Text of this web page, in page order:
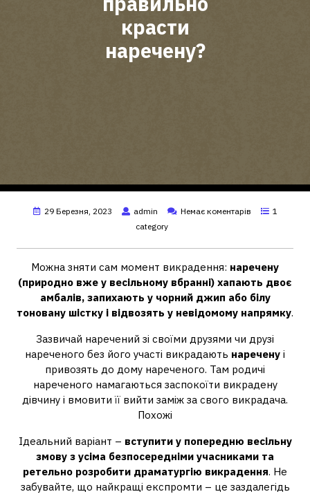
красти
наречену?
29 Березня, 2023 admin Немає коментарів
1
category
Можна зняти сам момент викрадення: наречену
(природно вже у весільному вбранні) хапають двоє
амбалів, запихають у чорний джип або білу
тоновану шістку і відвозять у невідомому напрямку.
Зазвичай наречений зі своїми друзями чи друзі
нареченого без його участі викрадають наречену і
привозять до дому нареченого. Там родичі
нареченого намагаються заспокоїти викрадену
дівчину і вмовити її вийти заміж за свого викрадача.
Похожі
Ідеальний варіант – вступити у попередню весільну
змову з усіма безпосередніми учасниками та
ретельно розробити драматургію викрадення. Не
забувайте, що найкращі експромти – це заздалегідь